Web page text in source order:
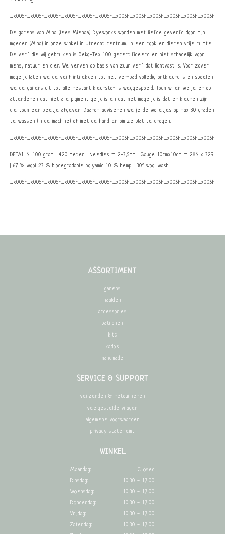
De garens van Mina (lees Mienaa) Dyeworks worden met liefde geverfd door mijn
moeder (Mina) in onze winkel in Utrecht centrum, in een rook en dieren vrije ruimte.
De verf die wij gebruiken is Oeko-Tex 100 gecertificeerd en niet schadelijk voor
mens, natuur en dier. We verven op basis van zuur verf dat lichtvast is. Voor zover
mogelijk laten we de verf intrekken tot het verfbad volledig ontkleurd is en spoelen
we de garens uit tot alle restant kleurstof is weggespoeld. Toch willen we je er op
attenderen dat niet alle pigment gelijk is en dat het mogelijk is dat er kleuren zijn
die toch een beetje afgeven. Daarom adviseren we je de wolletjes op max 30 graden
te wassen (in de machine) of met de hand en om ze plat te drogen.
DETAILS: 100 gram | 420 meter | Needles = 2-3,5mm | Gauge 10cmx10cm = 28S x 32R
| 67 % wool 23 % biodegradable polyamid 10 % hemp | 30° wool wash
ASSORTIMENT
garens
naalden
accessories
patronen
kits
kado's
handmade
SERVICE & SUPPORT
verzenden & retourneren
veelgestelde vragen
algemene voorwaarden
privacy statememt
WINKEL
Maandag:
Closed
Dinsdag:
10:30 - 17:00
Woensdag:
10:30 - 17:00
Donderdag:
10:30 - 17:00
Vrijdag:
10:30 - 17:00
Zaterdag:
10:30 - 17:00